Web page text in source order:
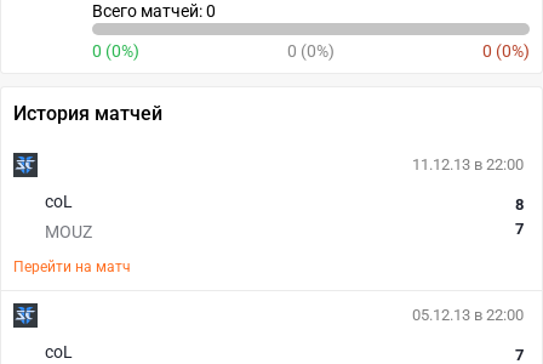
Всего матчей: 0
0 (0%) 0 (0%) 0 (0%)
История матчей
11.12.13 в 22:00
coL
MOUZ
8
7
Перейти на матч
05.12.13 в 22:00
coL
7